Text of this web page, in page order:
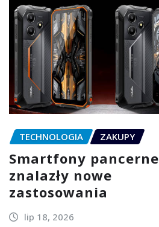
TECHNOLOGIA ZAKUPY
Smartfony pancerne
znalazły nowe
zastosowania
lip 18, 2026